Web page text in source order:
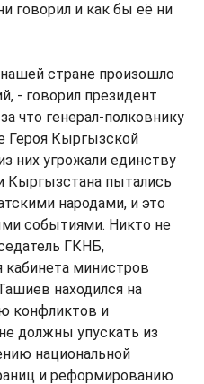
говорил и как бы её ни
стране произошло
- говорил президент
что генерал-полковнику
Героя Кыргызской
них угрожали единству
Кыргызстана пытались
народами, и это
событиями. Никто не
ГКНБ,
кабинета министров
находился на
конфликтов и
должны упускать из
национальной
и реформированию